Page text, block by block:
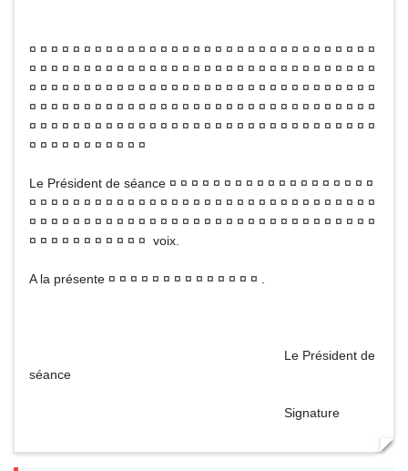
¤ ¤ ¤ ¤ ¤ ¤ ¤ ¤ ¤ ¤ ¤ ¤ ¤ ¤ ¤ ¤ ¤ ¤ ¤ ¤ ¤ ¤ ¤ ¤ ¤ ¤ ¤ ¤ ¤ ¤ ¤ ¤
¤ ¤ ¤ ¤ ¤ ¤ ¤ ¤ ¤ ¤ ¤ ¤ ¤ ¤ ¤ ¤ ¤ ¤ ¤ ¤ ¤ ¤ ¤ ¤ ¤ ¤ ¤ ¤ ¤ ¤ ¤ ¤
¤ ¤ ¤ ¤ ¤ ¤ ¤ ¤ ¤ ¤ ¤ ¤ ¤ ¤ ¤ ¤ ¤ ¤ ¤ ¤ ¤ ¤ ¤ ¤ ¤ ¤ ¤ ¤ ¤ ¤ ¤ ¤
¤ ¤ ¤ ¤ ¤ ¤ ¤ ¤ ¤ ¤ ¤ ¤ ¤ ¤ ¤ ¤ ¤ ¤ ¤ ¤ ¤ ¤ ¤ ¤ ¤ ¤ ¤ ¤ ¤ ¤ ¤ ¤
¤ ¤ ¤ ¤ ¤ ¤ ¤ ¤ ¤ ¤ ¤ ¤ ¤ ¤ ¤ ¤ ¤ ¤ ¤ ¤ ¤ ¤ ¤ ¤ ¤ ¤ ¤ ¤ ¤ ¤ ¤ ¤
¤ ¤ ¤ ¤ ¤ ¤ ¤ ¤ ¤ ¤ ¤
Le Président de séance ¤ ¤ ¤ ¤ ¤ ¤ ¤ ¤ ¤ ¤ ¤ ¤ ¤ ¤ ¤ ¤ ¤ ¤ ¤
¤ ¤ ¤ ¤ ¤ ¤ ¤ ¤ ¤ ¤ ¤ ¤ ¤ ¤ ¤ ¤ ¤ ¤ ¤ ¤ ¤ ¤ ¤ ¤ ¤ ¤ ¤ ¤ ¤ ¤ ¤ ¤
¤ ¤ ¤ ¤ ¤ ¤ ¤ ¤ ¤ ¤ ¤ ¤ ¤ ¤ ¤ ¤ ¤ ¤ ¤ ¤ ¤ ¤ ¤ ¤ ¤ ¤ ¤ ¤ ¤ ¤ ¤ ¤
¤ ¤ ¤ ¤ ¤ ¤ ¤ ¤ ¤ ¤ ¤ voix.
A la présente ¤ ¤ ¤ ¤ ¤ ¤ ¤ ¤ ¤ ¤ ¤ ¤ ¤ ¤ .
Le Président de
séance
Signature